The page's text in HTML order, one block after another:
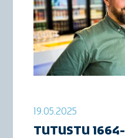
19.05.2025
TUTUSTU 1664-